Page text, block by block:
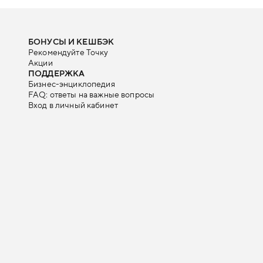
БОНУСЫ И КЕШБЭК
Рекомендуйте Точку
Акции
ПОДДЕРЖКА
Бизнес-энциклопедия
FAQ: ответы на важные вопросы
Вход в личный кабинет